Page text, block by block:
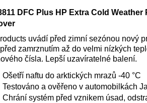
DFC Plus HP Extra Cold
uvádí před zimní sezónou nový
zamrznutím až do velmi nízkých
čísla. Lepší uzavíratelné balení.
Ošetří naftu do arktických mrazů -40 °C
Testováno a ověřeno v automobilkách
Chrání systém před vznikem úsad,